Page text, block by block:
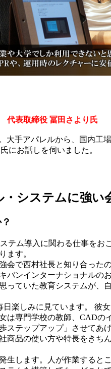
代表取締役 冨田さより氏
手アパレルから、国内
にお話しを伺いました。
・システムに強い
テム導入に関わる仕事を
ます。
で西村社長と知り合っ
バンインターナショナル
ていた教育システムが、
日楽しみに見ています。 彼女
は専門学校の教師、CAD
ステップアップ」させてあ
商品の使い方や特長をき
生します。人が作業する